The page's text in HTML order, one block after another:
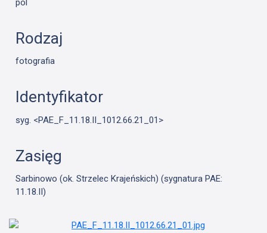
pol
Rodzaj
fotografia
Identyfikator
syg. <PAE_F_11.18.II_1012.66.21_01>
Zasięg
Sarbinowo (ok. Strzelec Krajeńskich) (sygnatura PAE:
11.18.II)